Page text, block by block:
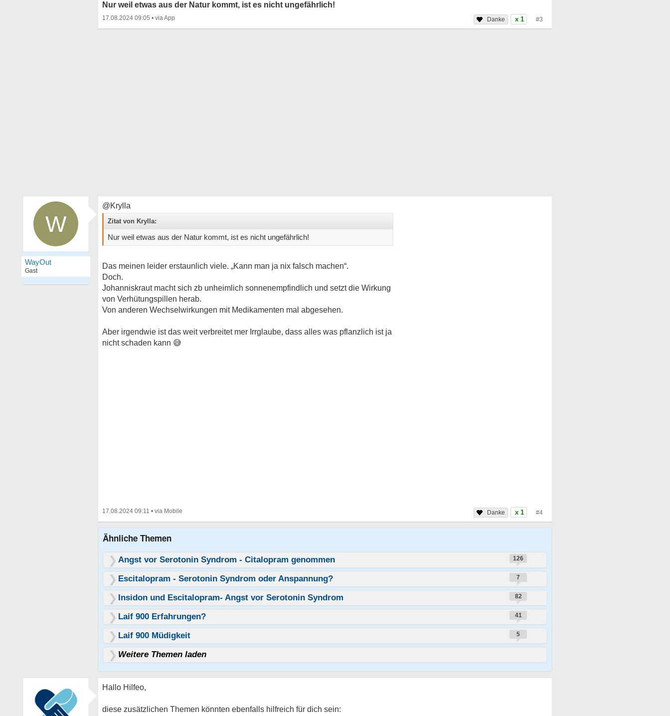
Nur weil etwas aus der Natur kommt, ist es nicht ungefährlich!
17.08.2024 09:05 • x 1 #3
W
WayOut
Gast
@Krylla
Zitat von Krylla:
Nur weil etwas aus der Natur kommt, ist es nicht ungefährlich!
Das meinen leider erstaunlich viele. „Kann man ja nix falsch machen“.
Doch.
Johanniskraut macht sich zb unheimlich sonnenempfindlich und setzt die Wirkung
von Verhütungspillen herab.
Von anderen Wechselwirkungen mit Medikamenten mal abgesehen.
Aber irgendwie ist das weit verbreitet mer Irrglaube, dass alles was pflanzlich ist ja
nicht schaden kann 😅
17.08.2024 09:11 • x 1 #4
Ähnliche Themen
Angst vor Serotonin Syndrom - Citalopram genommen 126
Escitalopram - Serotonin Syndrom oder Anspannung? 7
Insidon und Escitalopram- Angst vor Serotonin Syndrom 82
Laif 900 Erfahrungen? 41
Laif 900 Müdigkeit 5
Weitere Themen laden
Hallo Hilfeo,
diese zusätzlichen Themen könnten ebenfalls hilfreich für dich sein: